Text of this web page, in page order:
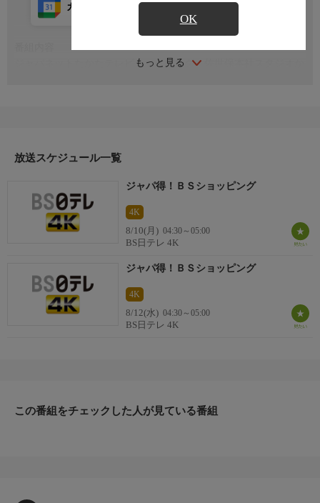
OK
もっと見る
カレンダー登録 アプリ視聴
ジャパネットたかたテレビショッピング。佐世保本社スタジオか
この番組はハイビジョンから４Ｋにアップコンバートした番組で
放送スケジュール一覧
ジャパ得！ＢＳショッピング
4K
8/10(月) 04:30～05:00
BS日テレ 4K
ジャパ得！ＢＳショッピング
4K
8/12(水) 04:30～05:00
BS日テレ 4K
この番組をチェックした人が見ている番組